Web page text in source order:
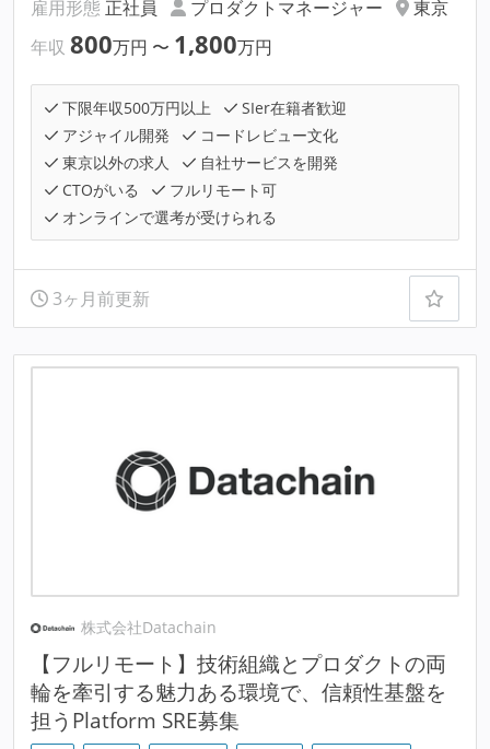
雇用形態 正社員 プロダクトマネージャー
東京
年収 800万円 〜 1,800万円
下限年収500万円以上
SIer在籍者歓迎
アジャイル開発
コードレビュー文化
東京以外の求人
自社サービスを開発
CTOがいる
フルリモート可
オンラインで選考が受けられる
3ヶ月前更新
株式会社Datachain
【フルリモート】技術組織とプロダクトの両
輪を牽引する魅力ある環境で、信頼性基盤を
担うPlatform SRE募集